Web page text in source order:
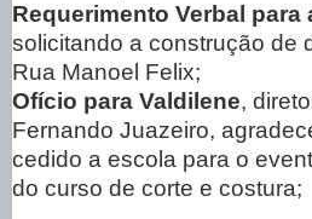
Requerimento Verbal para
solicitando a construção de
Rua Manoel Felix;
Ofício para Valdilene,
Fernando Juazeiro,
cedido a escola para o
do curso de corte e costura;